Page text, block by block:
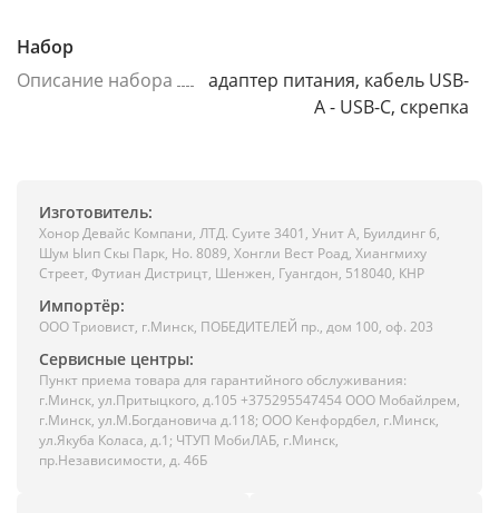
Набор
Описание набора
адаптер питания, кабель USB-
A - USB-C, скрепка
Изготовитель:
Хонор Девайс Компани, ЛТД. Суите 3401, Унит A, Буилдинг 6,
Шум Ыип Скы Парк, Но. 8089, Хонгли Вест Роад, Xиангмиху
Стреет, Футиан Дистрицт, Шенжен, Гуангдон, 518040, КНР
Импортёр:
ООО Триовист, г.Минск, ПОБЕДИТЕЛЕЙ пр., дом 100, оф. 203
Сервисные центры:
Пункт приема товара для гарантийного обслуживания:
г.Минск, ул.Притыцкого, д.105 +375295547454 ООО Мобайлрем,
г.Минск, ул.М.Богдановича д.118; ООО Кенфордбел, г.Минск,
ул.Якуба Коласа, д.1; ЧТУП МобиЛАБ, г.Минск,
пр.Независимости, д. 46Б